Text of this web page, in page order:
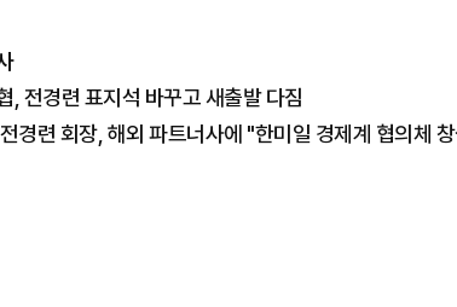
, 전경련 표지석 바꾸고 새출발 다짐
경련 회장, 해외 파트너사에 "한미일 경제계 협의체